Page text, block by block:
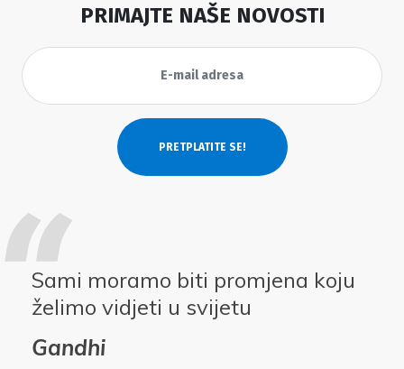
PRIMAJTE NAŠE NOVOSTI
Sami moramo biti promjena koju
želimo vidjeti u svijetu
Gandhi